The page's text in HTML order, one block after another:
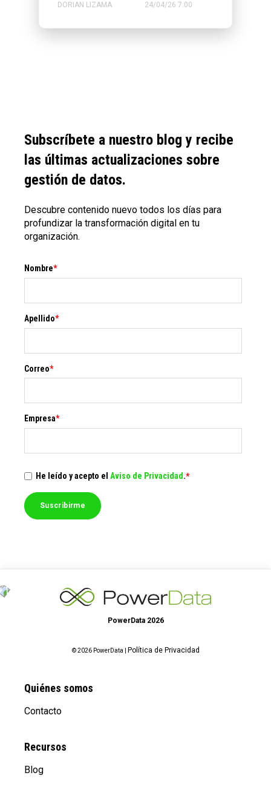
DORIAN LIZAMA 24/04/26 7:00
Subscríbete a nuestro blog y recibe
las últimas actualizaciones sobre
gestión de datos.
Descubre contenido nuevo todos los días para
profundizar la transformación digital en tu
organización.
Nombre*
Apellido*
Correo*
Empresa*
He leído y acepto el Aviso de Privacidad .*
PowerData 2026
© 2026 PowerData | Política de Privacidad
Quiénes somos
Contacto
Recursos
Blog